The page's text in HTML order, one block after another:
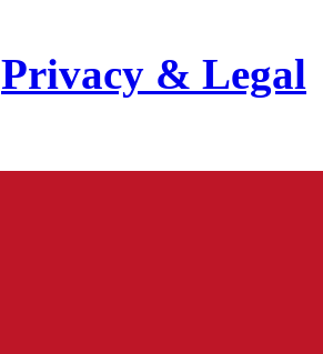
Privacy & Legal